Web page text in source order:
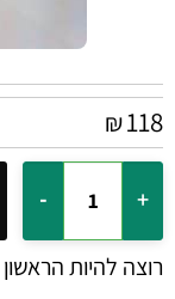
₪118
רוצה להיות